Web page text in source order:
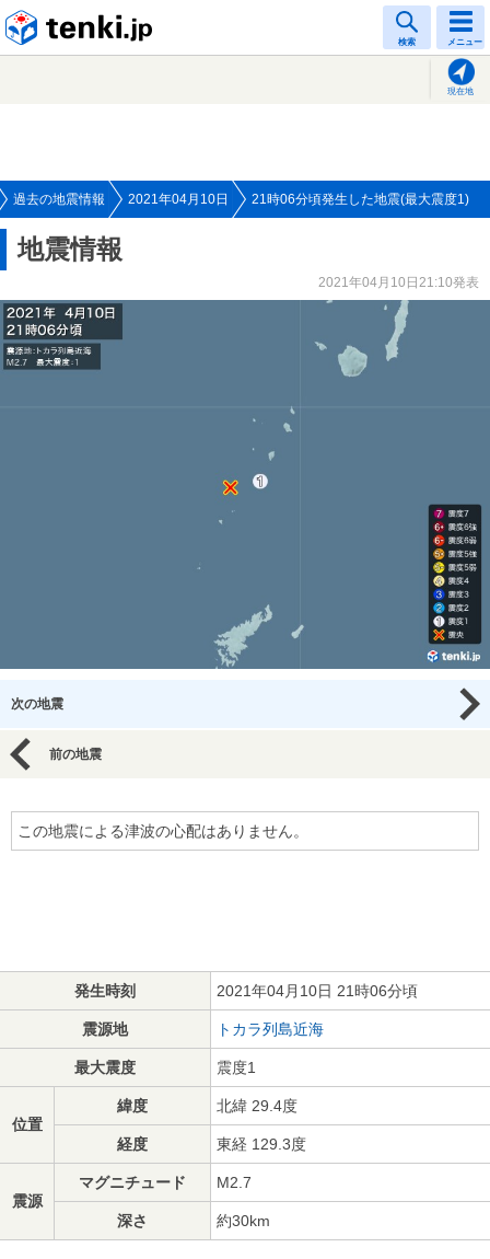
検索 メニュー
現在地
過去の地震情報 2021年04月10日 21時06分頃発生した地震(最大震度1)
地震情報
2021年04月10日21:10発表
次の地震
前の地震
この地震による津波の心配はありません。
発生時刻 2021年04月10日 21時06分頃
震源地 トカラ列島近海
最大震度 震度1
位置
緯度 北緯 29.4度
経度 東経 129.3度
震源
マグニチュード M2.7
深さ 約30km